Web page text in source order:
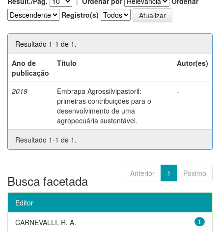
Registro(s)
Resultado 1-1 de 1.
Ano de
publicação
Título Autor(es)
2019
Embrapa Agrossilvipastoril:
primeiras contribuições para o
desenvolvimento de uma
agropecuária sustentável.
-
Resultado 1-1 de 1.
Anterior 1 Póximo
Busca facetada
Editor
1
CARNEVALLI, R. A.